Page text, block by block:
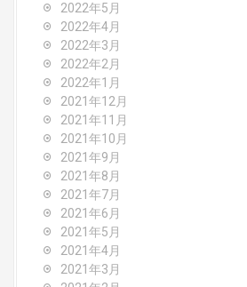
2022年5月
2022年4月
2022年3月
2022年2月
2022年1月
2021年12月
2021年11月
2021年10月
2021年9月
2021年8月
2021年7月
2021年6月
2021年5月
2021年4月
2021年3月